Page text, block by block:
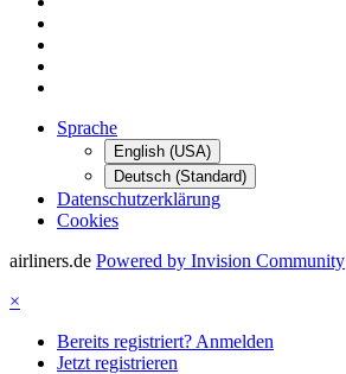
Sprache
English (USA)
Deutsch (Standard)
Datenschutzerklärung
Cookies
airliners.de Powered by Invision Community
×
Bereits registriert? Anmelden
Jetzt registrieren